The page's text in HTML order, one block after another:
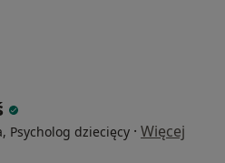
Psycholog dziecięcy · Więcej